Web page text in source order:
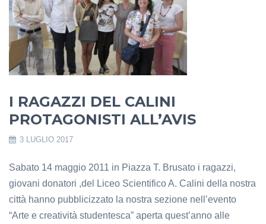
I RAGAZZI DEL CALINI
PROTAGONISTI ALL’AVIS
3 LUGLIO 2017
Sabato 14 maggio 2011 in Piazza T. Brusato i ragazzi,
giovani donatori ,del Liceo Scientifico A. Calini della nostra
città hanno pubblicizzato la nostra sezione nell’evento
“Arte e creatività studentesca” aperta quest’anno alle